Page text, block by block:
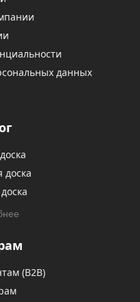
данных
(В2В)